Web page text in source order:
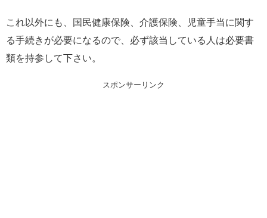
これ以外にも、国民健康保険、介護保険、児童手当に関す
る手続きが必要になるので、必ず該当している人は必要書
類を持参して下さい。
スポンサーリンク